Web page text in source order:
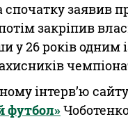
спочатку заявив
закріпив
у 26 років одним
інтерв’ю сайту
футбол»